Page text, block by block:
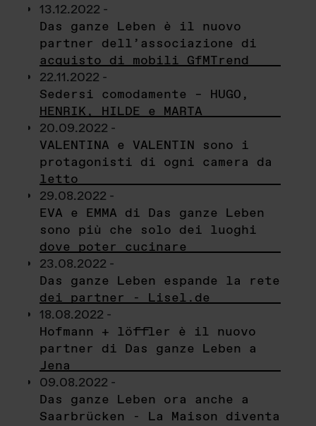
13.12.2022 -
Das ganze Leben è il nuovo
partner dell’associazione di
acquisto di mobili GfMTrend
22.11.2022 -
Sedersi comodamente – HUGO,
HENRIK, HILDE e MARTA
20.09.2022 -
VALENTINA e VALENTIN sono i
protagonisti di ogni camera da
letto
29.08.2022 -
EVA e EMMA di Das ganze Leben
sono più che solo dei luoghi
dove poter cucinare
23.08.2022 -
Das ganze Leben espande la rete
dei partner - Lisel.de
18.08.2022 -
Hofmann + löffler è il nuovo
partner di Das ganze Leben a
Jena
09.08.2022 -
Das ganze Leben ora anche a
Saarbrücken - La Maison diventa